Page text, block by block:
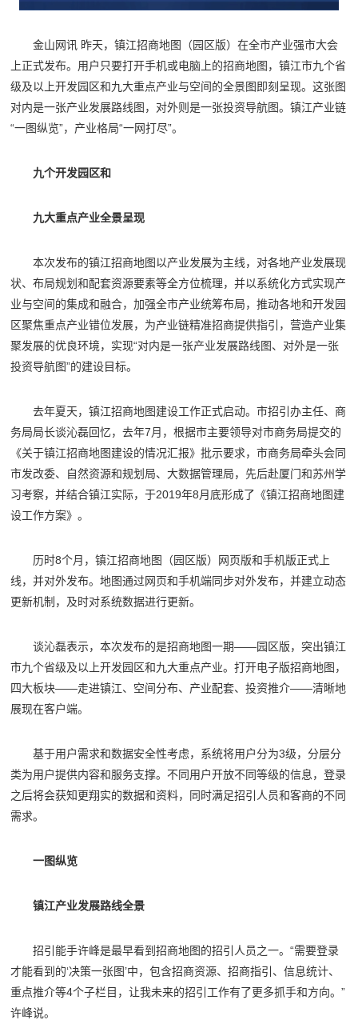
金山网讯 昨天，镇江招商地图（园区版）在全市产业强市大会
上正式发布。用户只要打开手机或电脑上的招商地图，镇江市九个省
级及以上开发园区和九大重点产业与空间的全景图即刻呈现。这张图
对内是一张产业发展路线图，对外则是一张投资导航图。镇江产业链
“一图纵览”，产业格局“一网打尽”。
九个开发园区和
九大重点产业全景呈现
本次发布的镇江招商地图以产业发展为主线，对各地产业发展现
状、布局规划和配套资源要素等全方位梳理，并以系统化方式实现产
业与空间的集成和融合，加强全市产业统筹布局，推动各地和开发园
区聚焦重点产业错位发展，为产业链精准招商提供指引，营造产业集
聚发展的优良环境，实现“对内是一张产业发展路线图、对外是一张
投资导航图”的建设目标。
去年夏天，镇江招商地图建设工作正式启动。市招引办主任、商
务局局长谈沁磊回忆，去年7月，根据市主要领导对市商务局提交的
《关于镇江招商地图建设的情况汇报》批示要求，市商务局牵头会同
市发改委、自然资源和规划局、大数据管理局，先后赴厦门和苏州学
习考察，并结合镇江实际，于2019年8月底形成了《镇江招商地图建
设工作方案》。
历时8个月，镇江招商地图（园区版）网页版和手机版正式上
线，并对外发布。地图通过网页和手机端同步对外发布，并建立动态
更新机制，及时对系统数据进行更新。
谈沁磊表示，本次发布的是招商地图一期——园区版，突出镇江
市九个省级及以上开发园区和九大重点产业。打开电子版招商地图，
四大板块——走进镇江、空间分布、产业配套、投资推介——清晰地
展现在客户端。
基于用户需求和数据安全性考虑，系统将用户分为3级，分层分
类为用户提供内容和服务支撑。不同用户开放不同等级的信息，登录
之后将会获知更翔实的数据和资料，同时满足招引人员和客商的不同
需求。
一图纵览
镇江产业发展路线全景
招引能手许峰是最早看到招商地图的招引人员之一。“需要登录
才能看到的‘决策一张图’中，包含招商资源、招商指引、信息统计、
重点推介等4个子栏目，让我未来的招引工作有了更多抓手和方向。”
许峰说。